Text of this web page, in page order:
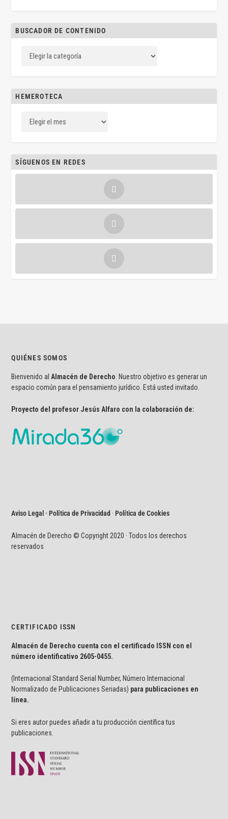
BUSCADOR DE CONTENIDO
HEMEROTECA
SÍGUENOS EN REDES
QUIÉNES SOMOS
Bienvenido al Almacén de Derecho . Nuestro objetivo es generar un
espacio común para el pensamiento jurídico. Está usted invitado.
Proyecto del profesor Jesús Alfaro con la colaboración de:
Aviso Legal · Política de Privacidad ·Política de Cookies
Almacén de Derecho © Copyright 2020 · Todos los derechos
reservados
CERTIFICADO ISSN
Almacén de Derecho cuenta con el certificado ISSN con el
número identificativo 2605-0455.
(Internacional Standard Serial Number, Número Internacional
Normalizado de Publicaciones Seriadas) para publicaciones en
línea.
Si eres autor puedes añadir a tu producción científica tus
publicaciones.